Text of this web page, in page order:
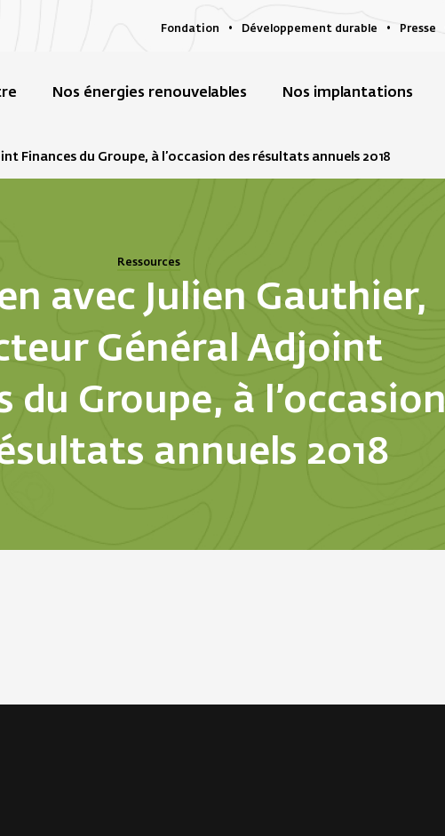
Fondation Développement durable Presse
Nos énergies renouvelables Nos implantations
Finances du Groupe, à l’occasion des résultats annuels 2018
Ressources
avec Julien Gauthier,
Général Adjoint
du Groupe, à l’occasion
annuels 2018